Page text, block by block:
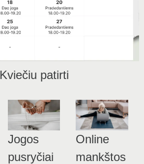
Kviečiu patirti
Jogos
pusryčiai
Online
mankštos